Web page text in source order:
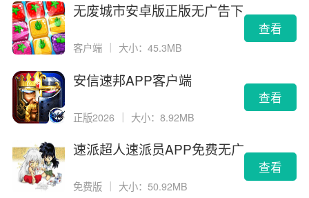
无废城市安卓版正版无广告下
客户端 大小：45.3MB
查看
安信速邦APP客户端
正版2026 ｜ 大小：8.92MB
查看
速派超人速派员APP免费无广
免费版 大小：50.92MB
查看